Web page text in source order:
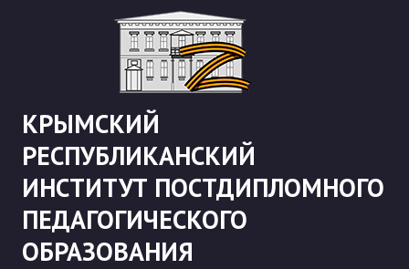
КРЫМСКИЙ
РЕСПУБЛИКАНСКИЙ
ИНСТИТУТ ПОСТДИПЛОМНОГО
ПЕДАГОГИЧЕСКОГО
ОБРАЗОВАНИЯ